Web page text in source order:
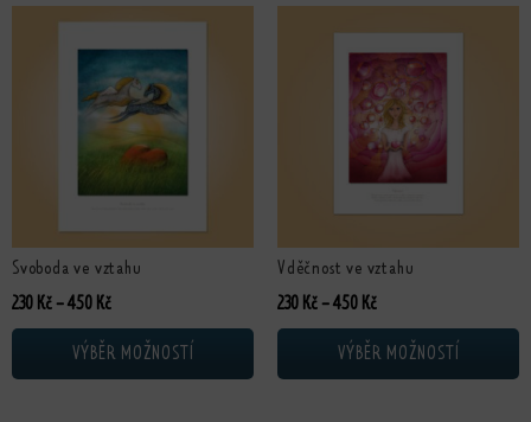
Svoboda ve vztahu
230 Kč –450 KčRozpětí cen: 230 Kč až 450 Kč
VÝBĚR MOŽNOSTÍ
Tento produkt má více variant. Možnosti lze vybrat na stránce produktu
Vděčnost ve vztahu
230 Kč –450 KčRozpětí cen: 230 Kč až
VÝBĚR MOŽNOSTÍ